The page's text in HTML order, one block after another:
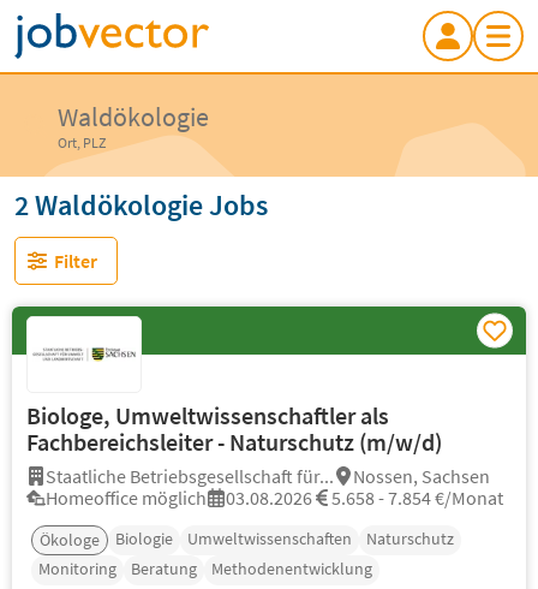
Waldökologie
Ort, PLZ
2 Waldökologie Jobs
Filter
Biologe, Umweltwissenschaftler als
Fachbereichsleiter - Naturschutz (m/w/d)
Staatliche Betriebsgesellschaft für...
Nossen, Sachsen
Homeoffice möglich
03.08.2026 5.658 - 7.854 €/Monat
Ökologe Biologie Umweltwissenschaften
Naturschutz
Monitoring
Beratung Methodenentwicklung